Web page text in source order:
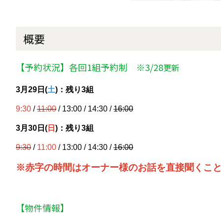
概要
【予約状況】各回1組予約制 ※3/28更新
3月29日(土)：残り3組
9:30 /11:00 / 13:00 / 14:30 /16:00
3月30 日( 日 )：残り3組
9:30 / 11:00 / 13:00 / 14:30 /16:00
※赤字の時間はオーナー様のお話を直接聞くこと
【物件情報】